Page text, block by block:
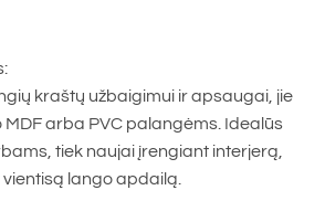
kraštų užbaigimui ir apsaugai, jie
arba PVC palangėms. Idealūs
tiek naujai įrengiant interjerą,
lango apdailą.